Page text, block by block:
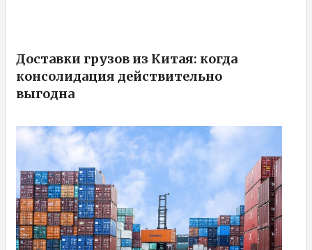
Доставки грузов из Китая: когда
консолидация действительно
выгодна